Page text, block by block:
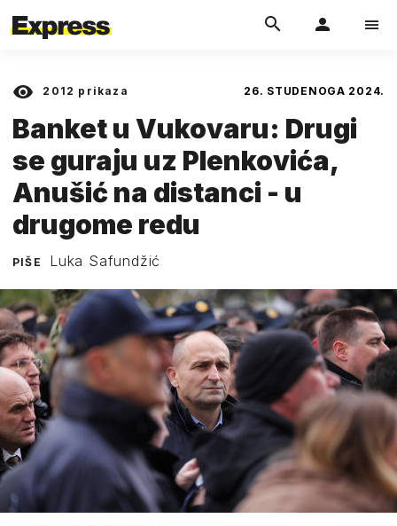
2012 prikaza 26. STUDENOGA 2024.
Banket u Vukovaru: Drugi
se guraju uz Plenkovića,
Anušić na distanci - u
drugome redu
PIŠE Luka Safundžić